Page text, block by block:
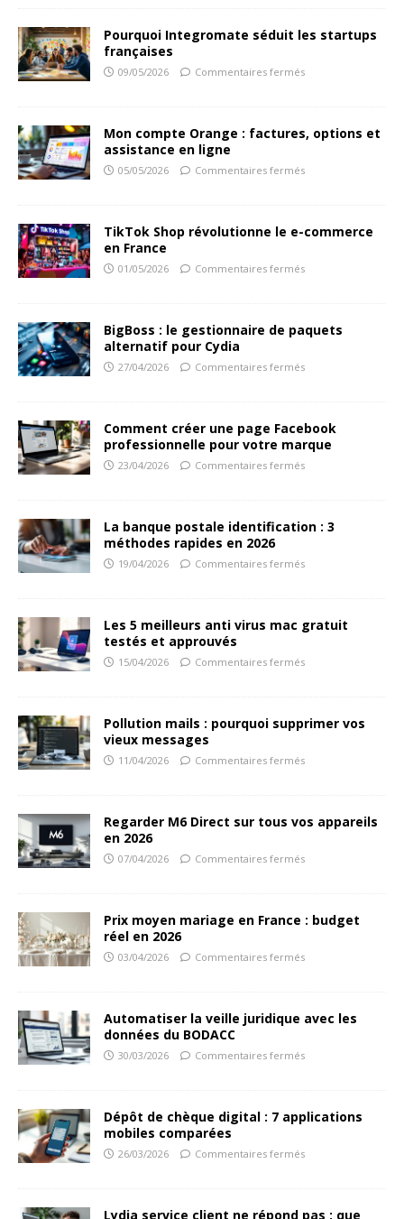
Pourquoi Integromate séduit les startups
françaises
09/05/2026 Commentaires fermés
Mon compte Orange : factures, options et
assistance en ligne
05/05/2026 Commentaires fermés
TikTok Shop révolutionne le e-commerce
en France
01/05/2026 Commentaires fermés
BigBoss : le gestionnaire de paquets
alternatif pour Cydia
27/04/2026 Commentaires fermés
Comment créer une page Facebook
professionnelle pour votre marque
23/04/2026 Commentaires fermés
La banque postale identification : 3
méthodes rapides en 2026
19/04/2026 Commentaires fermés
Les 5 meilleurs anti virus mac gratuit
testés et approuvés
15/04/2026 Commentaires fermés
Pollution mails : pourquoi supprimer vos
vieux messages
11/04/2026 Commentaires fermés
Regarder M6 Direct sur tous vos appareils
en 2026
07/04/2026 Commentaires fermés
Prix moyen mariage en France : budget
réel en 2026
03/04/2026 Commentaires fermés
Automatiser la veille juridique avec les
données du BODACC
30/03/2026 Commentaires fermés
Dépôt de chèque digital : 7 applications
mobiles comparées
26/03/2026 Commentaires fermés
Lydia service client ne répond pas : que